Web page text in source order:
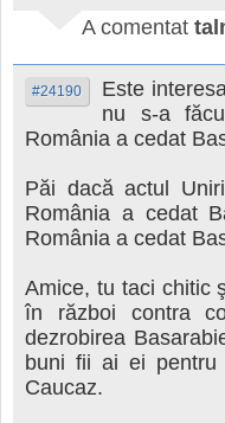
A comentat
#24190
Este
nu s-a
România a cedat
Păi dacă actul
România a cedat
România a cedat
Amice, tu taci chitic
în război contra
dezrobirea
buni fii ai ei pentru
Caucaz.